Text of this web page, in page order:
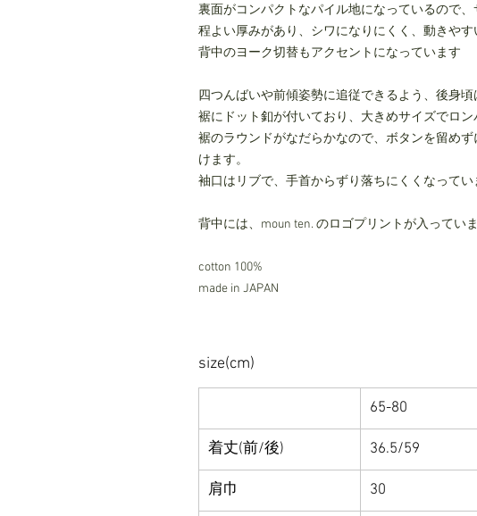
裏面がコンパクトなパイル地になっているので、
程よい厚みがあり、シワになりにくく、動きやす
背中のヨーク切替もアクセントになっています
四つんばいや前傾姿勢に追従できるよう、後身
裾にドット釦が付いており、大きめサイズでロン
裾のラウンドがなだらかなので、ボタンを留め
けます。
袖口はリブで、手首からずり落ちにくくなってい
背中には、moun ten. のロゴプリントが入っていま
cotton 100%
made in JAPAN
size(cm)
65-80
着丈(前/後) 36.5/59
肩巾 30